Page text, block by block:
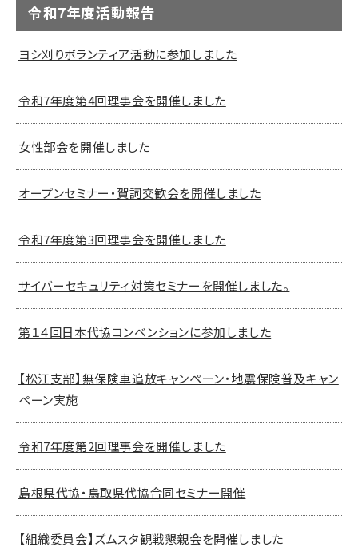
令和7年度活動報告
ヨシ刈りボランティア活動に参加しました
令和7年度第4回理事会を開催しました
女性部会を開催しました
オープンセミナー・賀詞交歓会を開催しました
令和7年度第3回理事会を開催しました
サイバーセキュリティ対策セミナーを開催しました。
第１４回日本代協コンベンションに参加しました
【松江支部】無保険車追放キャンペーン・地震保険普及キャン
ペーン実施
令和7年度第2回理事会を開催しました
島根県代協・鳥取県代協合同セミナー開催
【組織委員会】ズムスタ観戦懇親会を開催しました